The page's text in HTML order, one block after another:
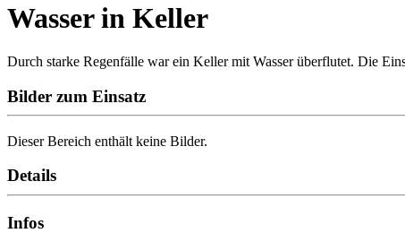
Wasser in Keller
Durch starke Regenfälle war ein Keller mit Wasser überflutet. Die
Bilder zum Einsatz
Dieser Bereich enthält keine Bilder.
Details
Infos